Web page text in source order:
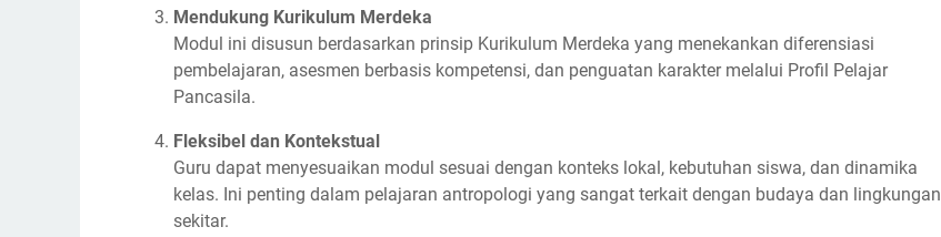
Mendukung Kurikulum Merdeka
Modul ini disusun berdasarkan prinsip Kurikulum Merdeka yang menekankan diferensiasi
pembelajaran, asesmen berbasis kompetensi, dan penguatan karakter melalui Profil Pelajar
Pancasila.
Fleksibel dan Kontekstual
Guru dapat menyesuaikan modul sesuai dengan konteks lokal, kebutuhan siswa, dan dinamika
kelas. Ini penting dalam pelajaran antropologi yang sangat terkait dengan budaya dan lingkungan
sekitar.